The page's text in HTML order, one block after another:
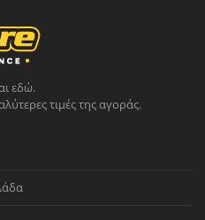
εδώ.
τιμές της αγοράς.